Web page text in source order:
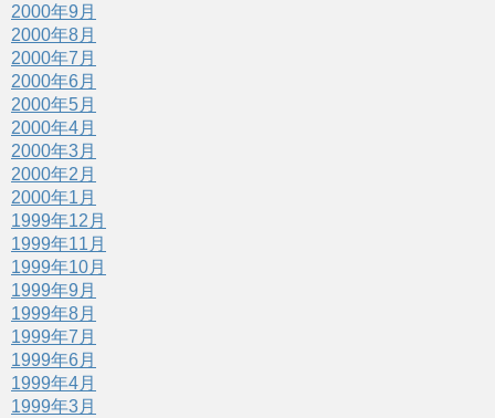
2000年9月
2000年8月
2000年7月
2000年6月
2000年5月
2000年4月
2000年3月
2000年2月
2000年1月
1999年12月
1999年11月
1999年10月
1999年9月
1999年8月
1999年7月
1999年6月
1999年4月
1999年3月